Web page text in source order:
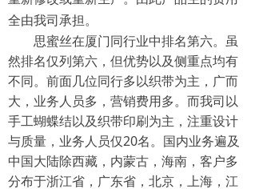
全由我司承担。
思蜜丝在厦门同行业中排名第六。虽
然排名仅列第六，但优势以及侧重点均有
不同。前面几位同行多以织带为主，广而
大，业务人员多，营销费用多。而我司以
手工蝴蝶结以及织带印刷为主，注重设计
与质量，业务人员仅20名。国内业务遍及
中国大陆除西藏，内蒙古，海南，客户多
分布于浙江省，广东省，北京，
上海，江